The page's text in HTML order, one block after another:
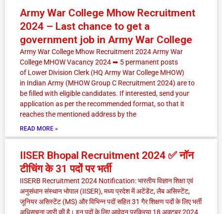
Army War College Mhow Recruitment
2024 – Last chance to get a
government job in Army War College
Army War College Mhow Recruitment 2024 Army War
College MHOW Vacancy 2024 ➥ 5 permanent posts
of Lower Division Clerk (HQ Army War College MHOW)
in Indian Army (MHOW Group C Recruitment 2024) are to
be filled with eligible candidates. If interested, send your
application as per the recommended format, so that it
reaches the mentioned address by the
READ MORE »
IISER Bhopal Recruitment 2024 ✅ नॉन
टीचिंग के 31 पदों पर भर्ती
IISERB Recruitment 2024 Notification: भारतीय विज्ञान शिक्षा एवं
अनुसंधान संस्थान भोपाल (IISER), मध्य प्रदेश में अटेंडेंट, लैब असिस्टेंट,
जूनियर असिस्टेंट (MS) और विभिन्न पदों सहित 31 गैर शिक्षण पदों के लिए भर्ती
अधिसूचना जारी की है। इन पदों के लिए आवेदन प्रक्रिया 18 अक्टूबर 2024